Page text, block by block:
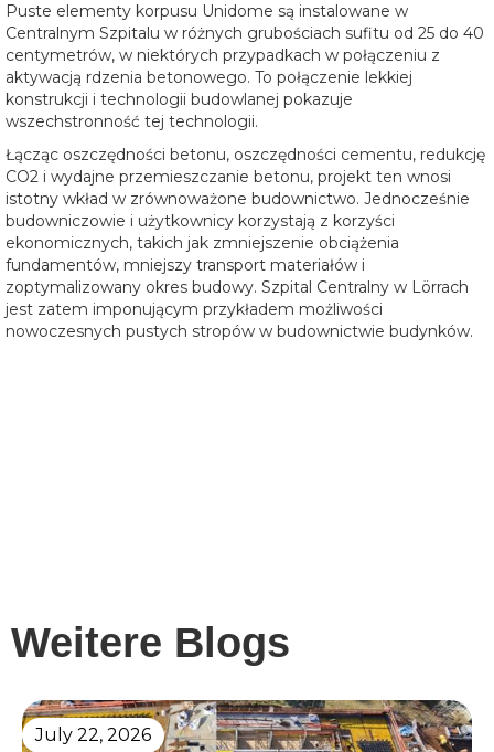
Puste elementy korpusu Unidome są instalowane w
Centralnym Szpitalu w różnych grubościach sufitu od 25 do 40
centymetrów, w niektórych przypadkach w połączeniu z
aktywacją rdzenia betonowego. To połączenie lekkiej
konstrukcji i technologii budowlanej pokazuje
wszechstronność tej technologii.
Łącząc oszczędności betonu, oszczędności cementu, redukcję
CO2 i wydajne przemieszczanie betonu, projekt ten wnosi
istotny wkład w zrównoważone budownictwo. Jednocześnie
budowniczowie i użytkownicy korzystają z korzyści
ekonomicznych, takich jak zmniejszenie obciążenia
fundamentów, mniejszy transport materiałów i
zoptymalizowany okres budowy. Szpital Centralny w Lörrach
jest zatem imponującym przykładem możliwości
nowoczesnych pustych stropów w budownictwie budynków.
Weitere Blogs
July 22, 2026